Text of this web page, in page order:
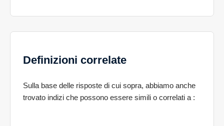
Definizioni correlate
Sulla base delle risposte di cui sopra, abbiamo anche
trovato indizi che possono essere simili o correlati a :